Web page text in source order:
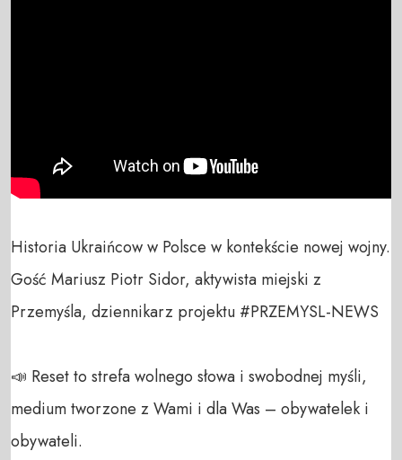
Historia Ukraińcow w Polsce w kontekście nowej wojny.
Gość Mariusz Piotr Sidor, aktywista miejski z
Przemyśla, dziennikarz projektu #PRZEMYSL-NEWS
📣 Reset to strefa wolnego słowa i swobodnej myśli,
medium tworzone z Wami i dla Was – obywatelek i
obywateli.